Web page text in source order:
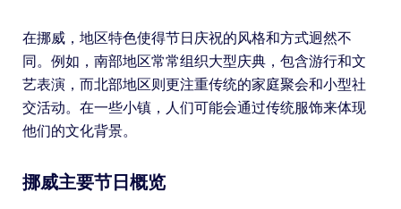
在挪威，地区特色使得节日庆祝的风格和方式迥然不
同。例如，南部地区常常组织大型庆典，包含游行和文
艺表演，而北部地区则更注重传统的家庭聚会和小型社
交活动。在一些小镇，人们可能会通过传统服饰来体现
他们的文化背景。
挪威主要节日概览